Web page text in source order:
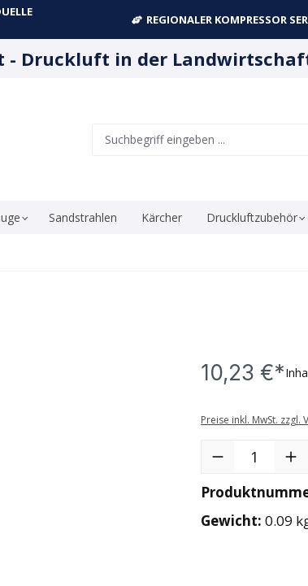
REGIONALER KOMPRESSOR
- Druckluft in der
Sandstrahlen Kärcher Druckluftzubehör
10,23 €*
Preise inkl. MwSt. zzgl.
Produkt Anzahl:
Gewicht: 0.09